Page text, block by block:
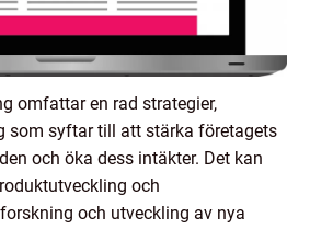
omfattar en rad strategier,
som syftar till att stärka företagets
och öka dess intäkter. Det kan
och
och utveckling av nya